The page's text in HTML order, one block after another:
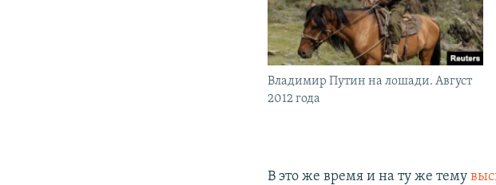
Владимир Путин на лошади. Август
2012 года
В это же время и на ту же тему